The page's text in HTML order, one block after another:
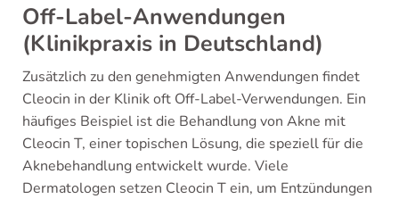
Off-Label-Anwendungen
(Klinikpraxis in Deutschland)
Zusätzlich zu den genehmigten Anwendungen findet
Cleocin in der Klinik oft Off-Label-Verwendungen. Ein
häufiges Beispiel ist die Behandlung von Akne mit
Cleocin T, einer topischen Lösung, die speziell für die
Aknebehandlung entwickelt wurde. Viele
Dermatologen setzen Cleocin T ein, um Entzündungen